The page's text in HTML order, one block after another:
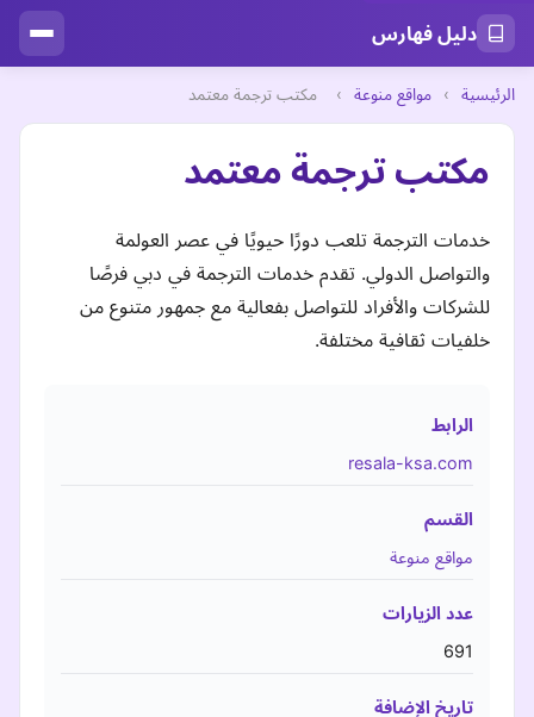
دليل فهارس
الرئيسية › مواقع منوعة › مكتب ترجمة معتمد
مكتب ترجمة معتمد
خدمات الترجمة تلعب دورًا حيويًا في عصر العولمة
والتواصل الدولي. تقدم خدمات الترجمة في دبي فرصًا
للشركات والأفراد للتواصل بفعالية مع جمهور متنوع من
خلفيات ثقافية مختلفة.
الرابط
resala-ksa.com
القسم
مواقع منوعة
عدد الزيارات
691
تاريخ الإضافة